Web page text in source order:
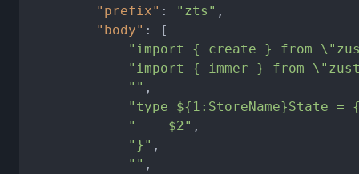
"prefix" : "zts" ,
"body" :
[
"import { create } from
"import { immer } from
"" ,
"type ${1:StoreName}State =
"    $2" ,
"}" ,
"" ,